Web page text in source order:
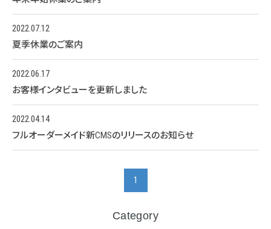
2022.07.12
夏季休業のご案内
2022.06.17
お客様インタビューを更新しました
2022.04.14
フルオーダーメイド新CMSのリリースのお知らせ
1
Category